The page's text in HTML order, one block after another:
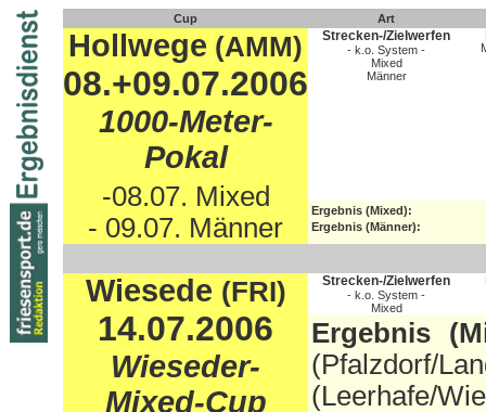
Cup Art
Hollwege (AMM)
08.+09.07.2006
1000-Meter-
Pokal
-08.07. Mixed
- 09.07. Männer
Strecken-/Zielwerfen
- k.o. System -
Mixed
Männer
Ergebnis (Mixed):
Ergebnis (Männer):
Wiesede (FRI)
14.07.2006
Wieseder-
Mixed-Cup
Strecken-/Zielwerfen
- k.o. System -
Mixed
Ergebnis
(Pfalzdorf/
(Leerhafe/